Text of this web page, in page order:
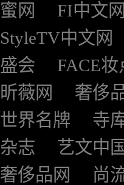
蜜网
FI中文网
StyleTV中文网
盛会
FACE妆
昕薇网
奢侈
世界名牌
寺
杂志
艺文中国
奢侈品网
尚